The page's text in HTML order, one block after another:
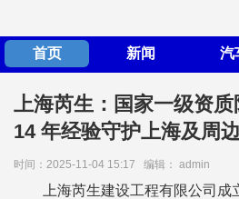
首页 新闻 汽
上海芮生：国家一级资质
14 年经验守护上海及周
时间：2025-11-04 15:17 编辑： admin
上海芮生建设工程有限公司